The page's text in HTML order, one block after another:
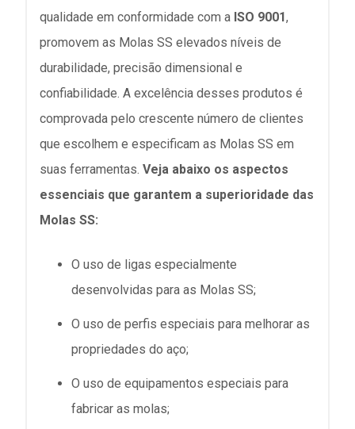
qualidade em conformidade com a ISO 9001,
promovem as Molas SS elevados níveis de
durabilidade, precisão dimensional e
confiabilidade. A excelência desses produtos é
comprovada pelo crescente número de clientes
que escolhem e especificam as Molas SS em
suas ferramentas. Veja abaixo os aspectos
essenciais que garantem a superioridade das
Molas SS:
O uso de ligas especialmente
desenvolvidas para as Molas SS;
O uso de perfis especiais para melhorar as
propriedades do aço;
O uso de equipamentos especiais para
fabricar as molas;